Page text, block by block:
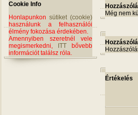
Cookie Info
Honlapunkon sütiket (cookie)
használunk a felhasználói
élmény fokozása érdekében.
Amennyiben szeretnél vele
megismerkedni,
ITT bővebb
információt találsz róla.
Még nem
Értékelés